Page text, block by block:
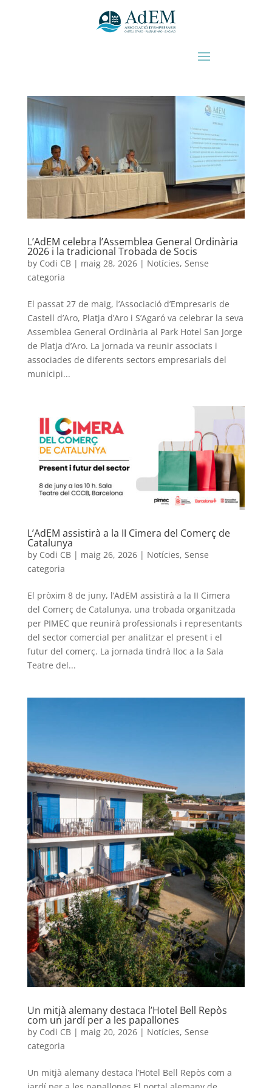
L’AdEM celebra l’Assemblea General Ordinària
2026 i la tradicional Trobada de Socis
by Codi CB| maig 28, 2026| Notícies, Sense
categoria
El passat 27 de maig, l’Associació d’Empresaris de
Castell d’Aro, Platja d’Aro i S’Agaró va celebrar la seva
Assemblea General Ordinària al Park Hotel San Jorge
de Platja d’Aro. La jornada va reunir associats i
associades de diferents sectors empresarials del
municipi...
L’AdEM assistirà a la II Cimera del Comerç de
Catalunya
by Codi CB| maig 26, 2026| Notícies, Sense
categoria
El pròxim 8 de juny, l’AdEM assistirà a la II Cimera
del Comerç de Catalunya, una trobada organitzada
per PIMEC que reunirà professionals i representants
del sector comercial per analitzar el present i el
futur del comerç. La jornada tindrà lloc a la Sala
Teatre del...
Un mitjà alemany destaca l’Hotel Bell Repòs
com un jardí per a les papallones
by Codi CB| maig 20, 2026| Notícies, Sense
categoria
Un mitjà alemany destaca l’Hotel Bell Repòs com a